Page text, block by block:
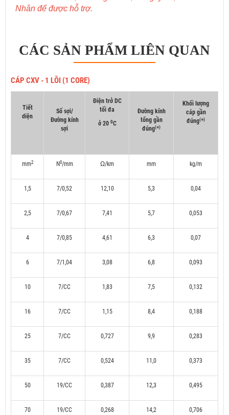
Nhân để được hỗ trợ.
CÁC SẢN PHẨM LIÊN QUAN
CÁP CXV - 1 LÕI (1 CORE)
Tiết
diện
Số sợi/
Đường kính
sợi
Điện trở DC
tối đa
ở 20 0C
Đường kính
tổng gần
đúng(*)
Khối lượng
cáp gần
đúng(*)
mm2 N0/mm Ω/km mm kg/m
1,5 7/0,52 12,10 5,3 0,04
2,5 7/0,67 7,41 5,7 0,053
4 7/0,85 4,61 6,3 0,07
6 7/1,04 3,08 6,8 0,093
10 7/CC 1,83 7,5 0,132
16 7/CC 1,15 8,4 0,188
25 7/CC 0,727 9,9 0,283
35 7/CC 0,524 11,0 0,373
50 19/CC 0,387 12,3 0,495
70 19/CC 0,268 14,2 0,706